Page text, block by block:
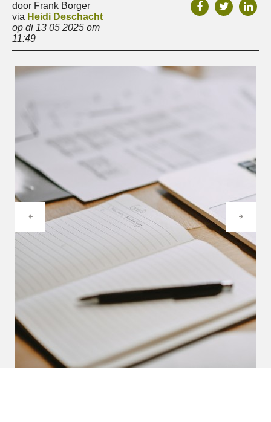
door Frank Borger
via Heidi Deschacht
op di 13 05 2025 om
11:49